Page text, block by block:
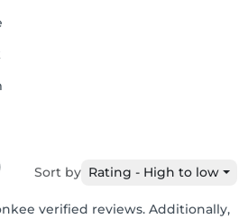
Sort by Rating - High to low
verified reviews. Additionally,